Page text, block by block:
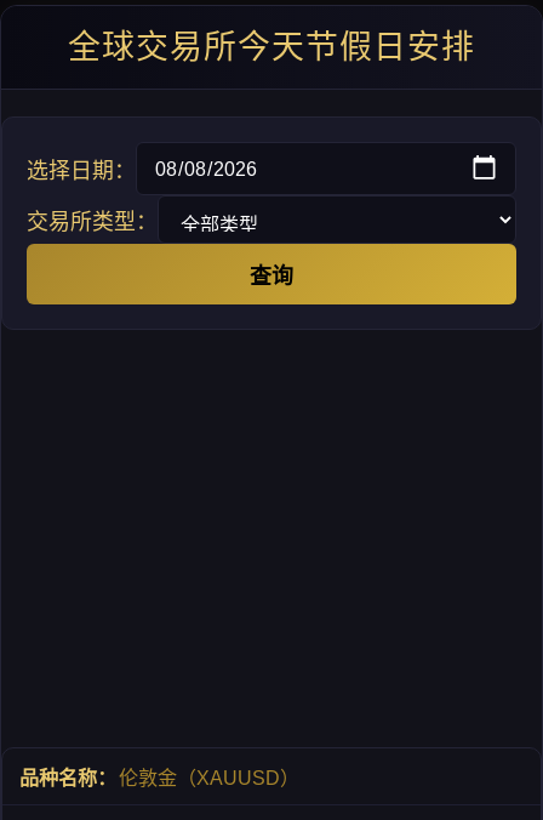
全球交易所今天节假日安排
选择日期：
交易所类型：
查询
伦敦金（XAUUSD）